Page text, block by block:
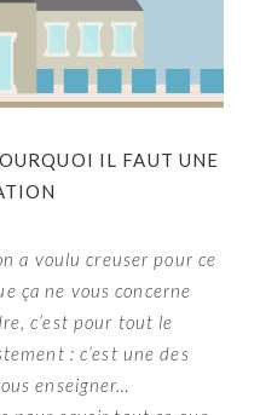
IL FAUT UNE
a voulu creuser pour ce
ça ne vous concerne
c’est pour tout le
: c’est une des
enseigner…